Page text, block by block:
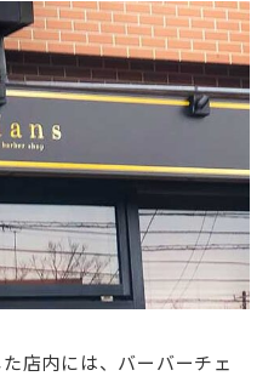
た店内には、バーバーチェ